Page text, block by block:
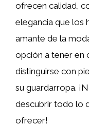
ofrecen calidad,
elegancia que los
amante de la
opción a tener en
distinguirse con
su guardarropa.
descubrir todo lo
ofrecer!